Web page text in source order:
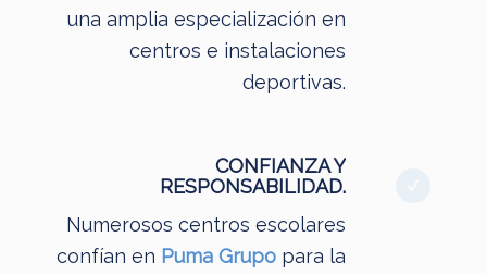
una amplia especialización en
centros e instalaciones
deportivas.
CONFIANZA Y
RESPONSABILIDAD.
Numerosos centros escolares
confían en Puma Grupo para la